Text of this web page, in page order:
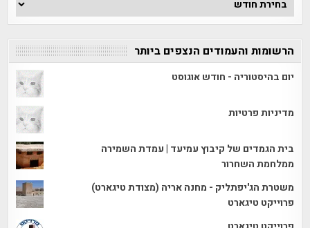
הכתבות
הרשומות והעמודים הנצפים ביותר
יום בהיסטוריה - חודש אוגוסט
מדיניות פרטיות
בית הגמדים של קיבוץ עמיעד | עמדת השמירה
ממלחמת השחרור
משטרת הג'יפתליק - מחנה אריה (מצודת טיגארט)
פרוייקט טיגארט